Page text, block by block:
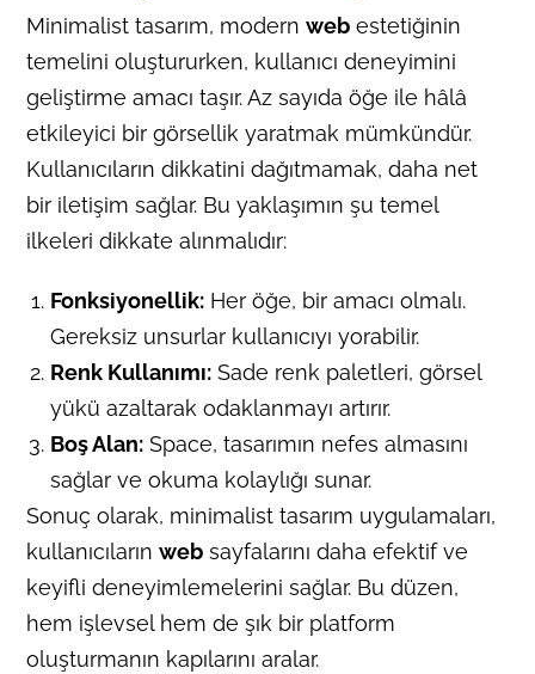
Minimalist tasarım, modernweb estetiğinin
temelini oluştururken, kullanıcı deneyimini
geliştirme amacı taşır. Az sayıda öğe ile hâlâ
etkileyici bir görsellik yaratmak mümkündür.
Kullanıcıların dikkatini dağıtmamak, daha net
bir iletişim sağlar. Bu yaklaşımın şu temel
ilkeleri dikkate alınmalıdır:
Fonksiyonellik: Her öğe, bir amacı olmalı.
Gereksiz unsurlar kullanıcıyı yorabilir.
Renk Kullanımı: Sade renk paletleri, görsel
yükü azaltarak odaklanmayı artırır.
Boş Alan: Space, tasarımın nefes almasını
sağlar ve okuma kolaylığı sunar.
Sonuç olarak, minimalist tasarım uygulamaları,
kullanıcılarınweb sayfalarını daha efektif ve
keyifli deneyimlemelerini sağlar. Bu düzen,
hem işlevsel hem de şık bir platform
oluşturmanın kapılarını aralar.